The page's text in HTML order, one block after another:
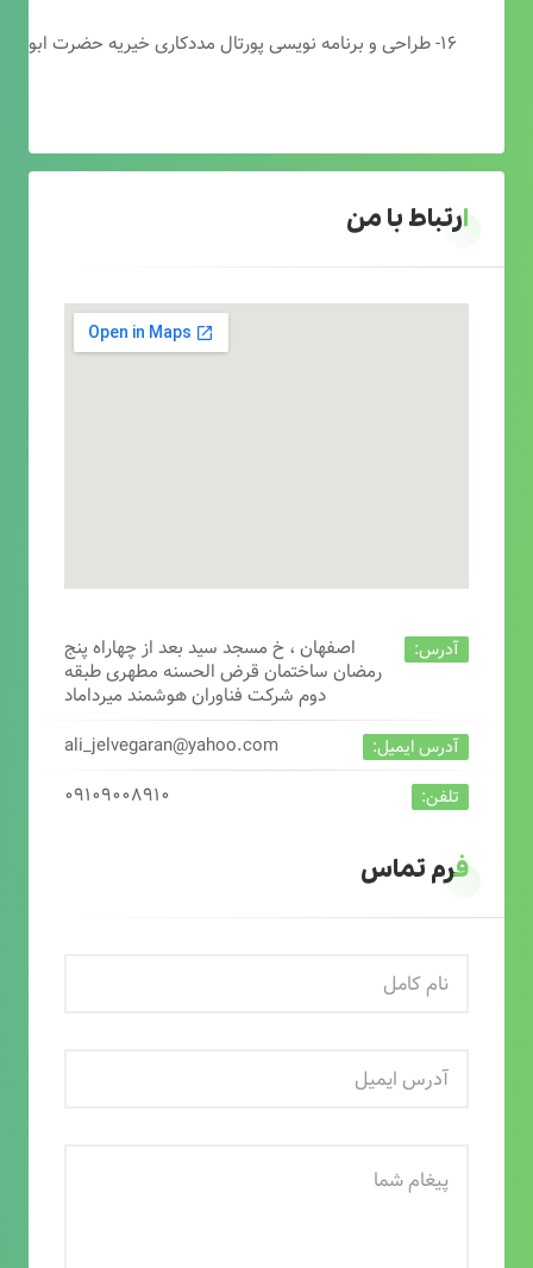
۱۶- طراحی و برنامه نویسی پورتال مددکاری خیریه حضرت ابوالفضل (ع)
ارتباط با من
آدرس:
اصفهان ، خ مسجد سید بعد از چهاراه پنج
رمضان ساختمان قرض الحسنه مطهری طبقه
دوم شرکت فناوران هوشمند میرداماد
آدرس ایمیل: ali_jelvegaran@yahoo.com
تلفن: ۰۹۱۰۹۰۰۸۹۱۰
فرم تماس